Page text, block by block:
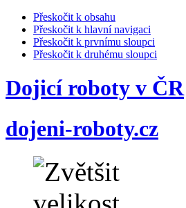
Přeskočit k obsahu
Přeskočit k hlavní navigaci
Přeskočit k prvnímu sloupci
Přeskočit k druhému sloupci
Dojicí roboty v ČR
dojeni-roboty.cz